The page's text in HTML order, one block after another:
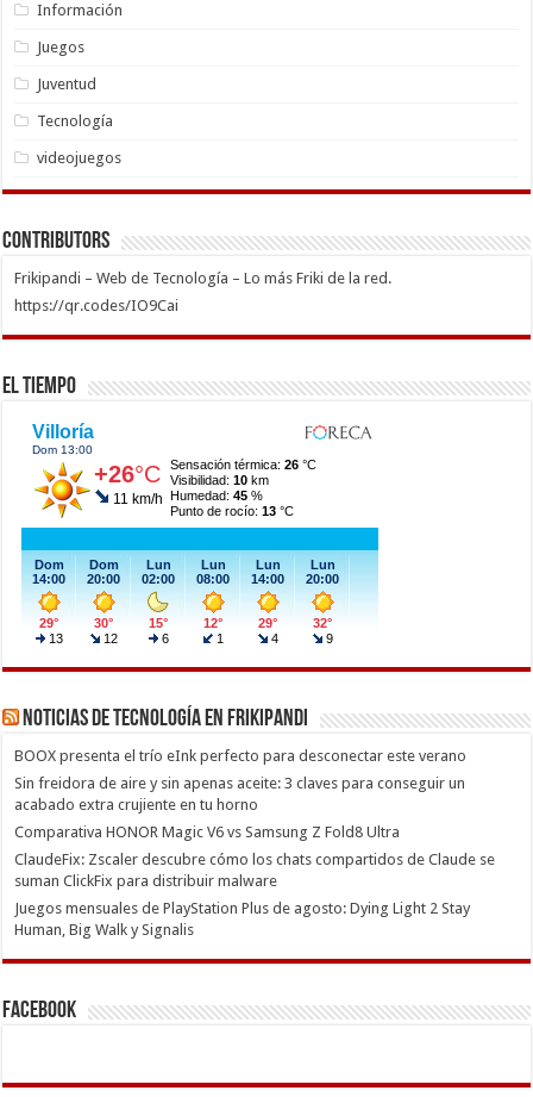
Información
Juegos
Juventud
Tecnología
videojuegos
Contributors
Frikipandi – Web de Tecnología – Lo más Friki de la red.
https://qr.codes/IO9Cai
El Tiempo
Noticias de Tecnología en Frikipandi
BOOX presenta el trío eInk perfecto para desconectar este verano
Sin freidora de aire y sin apenas aceite: 3 claves para conseguir un
acabado extra crujiente en tu horno
Comparativa HONOR Magic V6 vs Samsung Z Fold8 Ultra
ClaudeFix: Zscaler descubre cómo los chats compartidos de Claude se
suman ClickFix para distribuir malware
Juegos mensuales de PlayStation Plus de agosto: Dying Light 2 Stay
Human, Big Walk y Signalis
Facebook